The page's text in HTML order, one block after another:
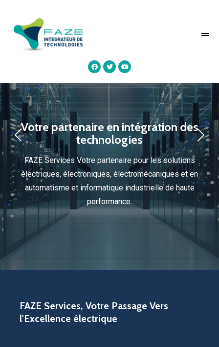
Votre partenaire en intégration des
technologies
FAZE Services Votre partenaire pour les solutions
électriques, électroniques, électromécaniques et en
automatisme et informatique industrielle de haute
performance.
FAZE Services, Votre Passage Vers
l'Excellence électrique